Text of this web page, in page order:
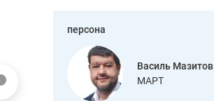
персона
Василь Мазитов
МАРТ